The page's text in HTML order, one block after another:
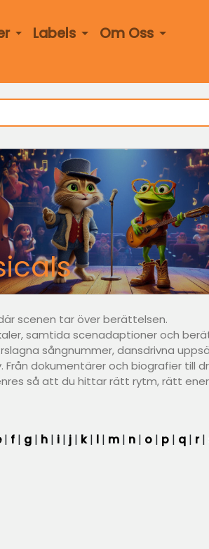
Labels Om Oss
scenen tar över berättelsen.
samtida scenadaptioner och
sångnummer, dansdrivna
Från dokumentärer och biografier till
så att du hittar rätt rytm, rätt
| f | g | h | i | j | k| l | m | n | o | p | q | r|